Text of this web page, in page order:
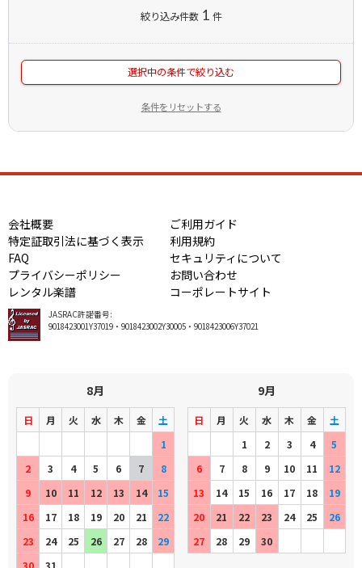
絞り込み件数 1 件
選択中の条件で絞り込む
条件をリセットする
会社概要
ご利用ガイド
特定証取引法に基づく表示
利用規約
FAQ
セキュリティについて
プライバシーポリシー
お問い合わせ
レンタル楽譜
コーポレートサイト
JASRAC許諾番号:
9018423001Y37019・9018423002Y30005・9018423006Y37021
8月
日 月 火 水 木 金
土
1
2
3 4 5 6 7
8
9
10 11 12 13 14
15
16
17 18 19 20 21
22
23
24 25 26 27 28
29
9月
日 月 火 水 木 金
土
1
2 3 4
5
6
7 8 9 10 11
12
13
14 15 16 17 18
19
20
21 22 23 24 25
26
27
28 29 30